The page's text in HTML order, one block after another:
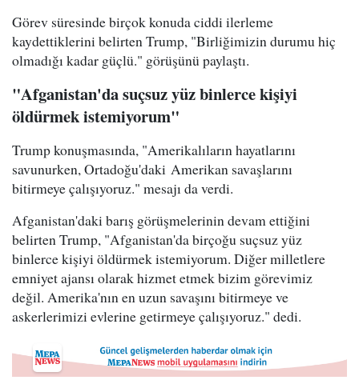
Görev süresinde birçok konuda ciddi ilerleme
kaydettiklerini belirten Trump, "Birliğimizin durumu hiç
olmadığı kadar güçlü." görüşünü paylaştı.
"Afganistan'da suçsuz yüz binlerce kişiyi
öldürmek istemiyorum"
Trump konuşmasında, "Amerikalıların hayatlarını
savunurken, Ortadoğu'daki Amerikan savaşlarını
bitirmeye çalışıyoruz." mesajı da verdi.
Afganistan'daki barış görüşmelerinin devam ettiğini
belirten Trump, "Afganistan'da birçoğu suçsuz yüz
binlerce kişiyi öldürmek istemiyorum. Diğer milletlere
emniyet ajansı olarak hizmet etmek bizim görevimiz
değil. Amerika'nın en uzun savaşını bitirmeye ve
askerlerimizi evlerine getirmeye çalışıyoruz." dedi.